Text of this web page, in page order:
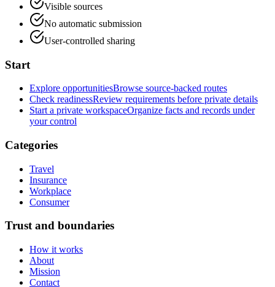
Visible sources
No automatic submission
User-controlled sharing
Start
Explore opportunitiesBrowse source-backed routes
Check readinessReview requirements before private details
Start a private workspaceOrganize facts and records under
your control
Categories
Travel
Insurance
Workplace
Consumer
Trust and boundaries
How it works
About
Mission
Contact